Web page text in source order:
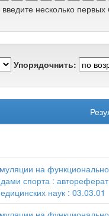
несколько первых
Упорядочнить:
на
спорта :
наук : 03.03.01